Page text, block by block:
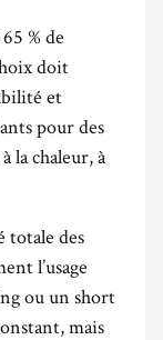
% de
doit
et
pour des
la chaleur, à
totale des
l’usage
ou un short
mais